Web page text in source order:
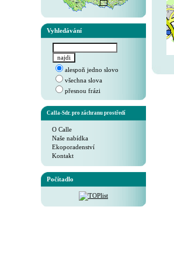
Vyhledávání
alespoň jedno slovo
všechna slova
přesnou frázi
Calla-Sdr. pro záchranu prostředí
O Calle
Naše nabídka
Ekoporadenství
Kontakt
Počítadlo